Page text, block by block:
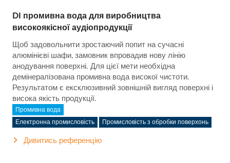
DI промивна вода для виробництва
високоякісної аудіопродукції
Щоб задовольнити зростаючий попит на сучасні
алюмінієві шафи, замовник впровадив нову лінію
анодування поверхні. Для цієї мети необхідна
демінералізована промивна вода високої чистоти.
Результатом є ексклюзивний зовнішній вигляд поверхні і
висока якість продукції.
Промивна вода
Електронна промисловість Промисловість з обробки поверхонь
Дивитись референцію